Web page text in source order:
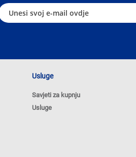
Usluge
Savjeti za kupnju
Usluge